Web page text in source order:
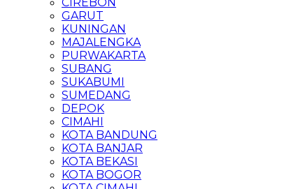
GARUT
KUNINGAN
MAJALENGKA
PURWAKARTA
SUBANG
SUKABUMI
SUMEDANG
DEPOK
CIMAHI
KOTA BANDUNG
KOTA BANJAR
KOTA BEKASI
KOTA BOGOR